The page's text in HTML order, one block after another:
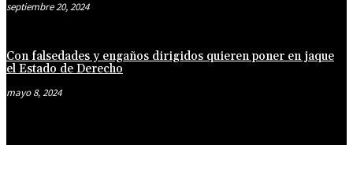
septiembre 20, 2024
Con falsedades y engaños dirigidos quieren poner en jaque
el Estado de Derecho
mayo 8, 2024